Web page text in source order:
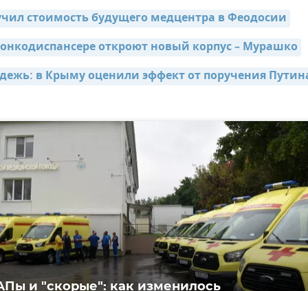
стоимость будущего медцентра в Феодосии
откроют новый корпус – Мурашко
в Крыму оценили эффект от поручения
и "скорые": как изменилось